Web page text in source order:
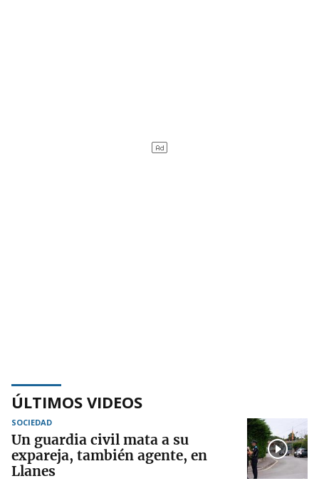
ÚLTIMOS VIDEOS
SOCIEDAD
Un guardia civil mata a su
expareja, también agente, en
Llanes